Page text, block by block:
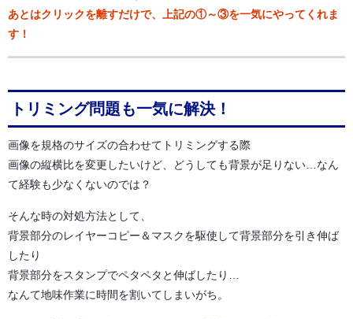
あとはクリックを離すだけで、上記の①～③を一気にやってくれま
す！
トリミング問題も一気に解決！
画像を規格のサイズの合わせてトリミングする際
画像の縦横比を変更したいけど、どうしても背景が足りない…なん
て経験も少なくないのでは？
そんな時の対処方法として、
背景部分のレイヤーコピー＆マスクを駆使して背景部分を引き伸ば
したり
背景部分をスタンプでペタペタと伸ばしたり…
なんて地味作業に時間を割いてしまいがち。